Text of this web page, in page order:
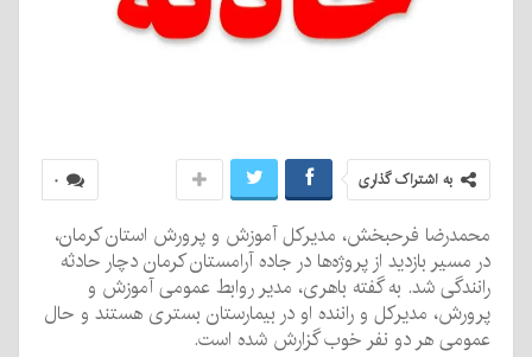
۰ به اشتراک گذاری
محمدرضا فرحبخش، مدیرکل آموزش و پرورش استان کرمان،
در مسیر بازدید از پروژه‌ها در جاده آرامستان کرمان دچار حادثه
رانندگی شد. به گفته باهری، مدیر روابط عمومی آموزش و
پرورش، مدیرکل و راننده او در بیمارستان بستری هستند و حال
عمومی هر دو نفر خوب گزارش شده است.